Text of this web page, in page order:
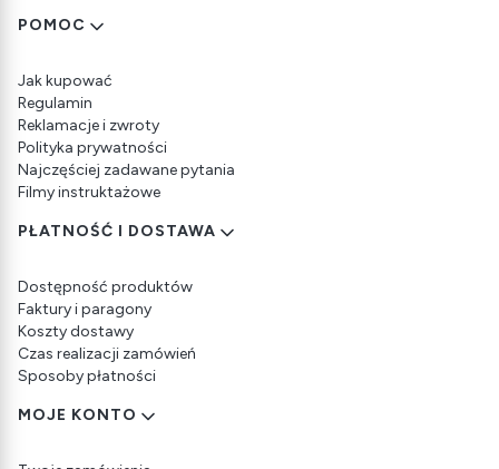
Linki w stopce
POMOC
Jak kupować
Regulamin
Reklamacje i zwroty
Polityka prywatności
Najczęściej zadawane pytania
Filmy instruktażowe
PŁATNOŚĆ I DOSTAWA
Dostępność produktów
Faktury i paragony
Koszty dostawy
Czas realizacji zamówień
Sposoby płatności
MOJE KONTO